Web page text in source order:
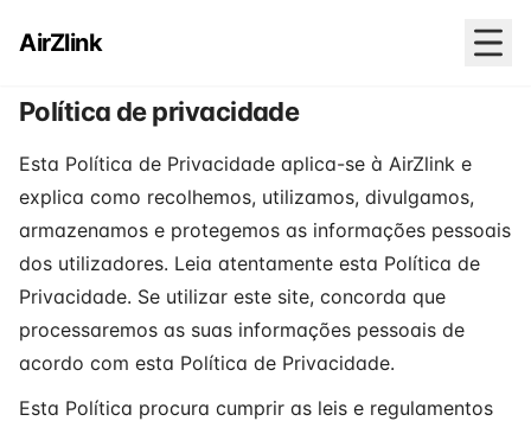
AirZlink
Política de privacidade
Esta Política de Privacidade aplica-se à AirZlink e
explica como recolhemos, utilizamos, divulgamos,
armazenamos e protegemos as informações pessoais
dos utilizadores. Leia atentamente esta Política de
Privacidade. Se utilizar este site, concorda que
processaremos as suas informações pessoais de
acordo com esta Política de Privacidade.
Esta Política procura cumprir as leis e regulamentos